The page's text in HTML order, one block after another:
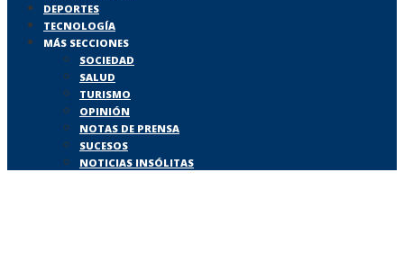
DEPORTES
TECNOLOGÍA
MÁS SECCIONES
SOCIEDAD
SALUD
TURISMO
OPINIÓN
NOTAS DE PRENSA
SUCESOS
NOTICIAS INSÓLITAS